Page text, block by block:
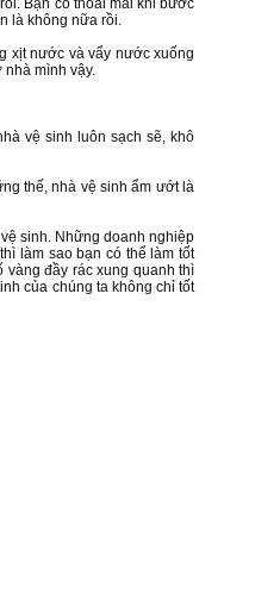
Bạn có thoải mái khi bước
là không nữa rồi.
xịt nước và vẩy nước xuống
mình vậy.
vệ sinh luôn sạch sẽ, khô
thế, nhà vệ sinh ẩm ướt là
sinh. Những doanh nghiệp
làm sao bạn có thể làm tốt
vàng đầy rác xung quanh thì
của chúng ta không chỉ tốt